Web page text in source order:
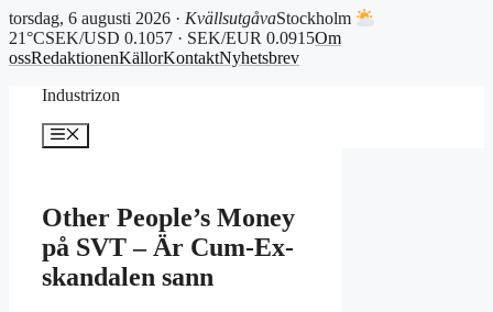
torsdag, 6 augusti 2026 · KvällsutgåvaStockholm
21°CSEK/USD 0.1057 · SEK/EUR 0.0915Om
ossRedaktionenKällorKontaktNyhetsbrev
Industrizon
Meny
Other People’s Money
på SVT – Är Cum-Ex-
skandalen sann